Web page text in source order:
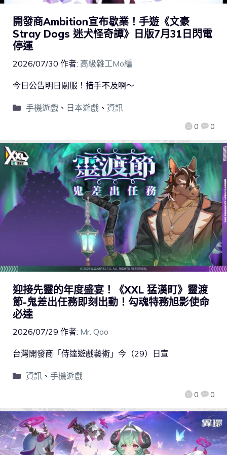
開發商Ambition宣布歇業！手遊《文豪
Stray Dogs 迷犬怪奇譚》日版7月31日閃電
停運
2026/07/30 作者: 高級雜工Mo編
0 0
今日公告明日關服！措手不及啊～
手機遊戲、 日本遊戲、 資訊
迎接先靈的年度盛宴！《XXL 猛漢町》靈渡
節-鬼差出任務即刻出動！勾魂特務旭影使命
必達
2026/07/29 作者: Mr. Qoo
0 0
台灣開發商「侍達遊戲藝術」今（29）日宣
資訊、 手機遊戲